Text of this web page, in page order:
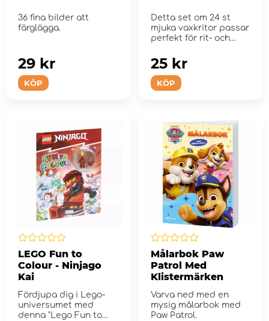
36 fina bilder att
färglägga.
KÖP
29 kr
Detta set om 24 st
mjuka vaxkritor passar
perfekt för rit- och
KÖP
25 kr
LEGO Fun to
Colour - Ninjago
Kai
Fördjupa dig i Lego-
universumet med
denna "Lego Fun to
Målarbok Paw
Patrol Med
Klistermärken
Varva ned med en
mysig målarbok med
Paw Patrol.